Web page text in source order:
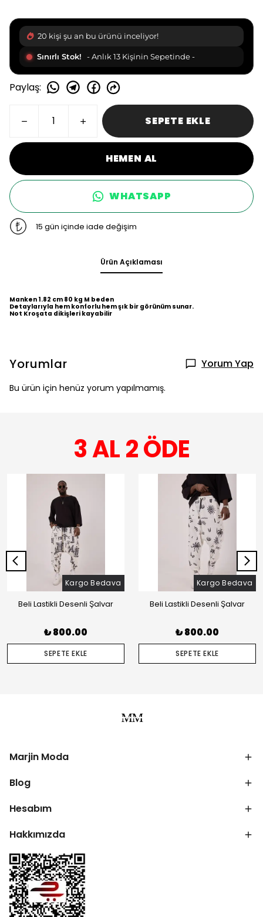
20 kişi şu an bu ürünü inceliyor!
Sınırlı Stok! - Anlık 13 Kişinin Sepetinde -
Paylaş:
SEPETE EKLE
HEMEN AL
WHATSAPP
15 gün içinde iade değişim
Ürün Açıklaması
Manken 1.82 cm 80 kg M beden
Detaylarıyla hem konforlu hem şık bir görünüm sunar.
Not Kroşata dikişleri kayabilir
Yorumlar Yorum Yap
Bu ürün için henüz yorum yapılmamış.
3 AL 2 ÖDE
Kargo Bedava
Beli Lastikli Desenli Şalvar
₺ 800.00
SEPETE EKLE
Kargo Bedava
Beli Lastikli Desenli Şalvar
₺ 800.00
SEPETE EKLE
Marjin Moda
Blog
Hesabım
Hakkımızda